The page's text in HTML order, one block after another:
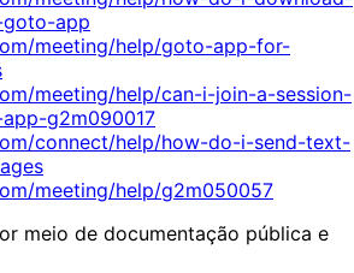
app
meeting/help/goto-app-for-
meeting/help/can-i-join-a-session-
g2m090017
connect/help/how-do-i-send-text-
meeting/help/g2m050057
meio de documentação pública e